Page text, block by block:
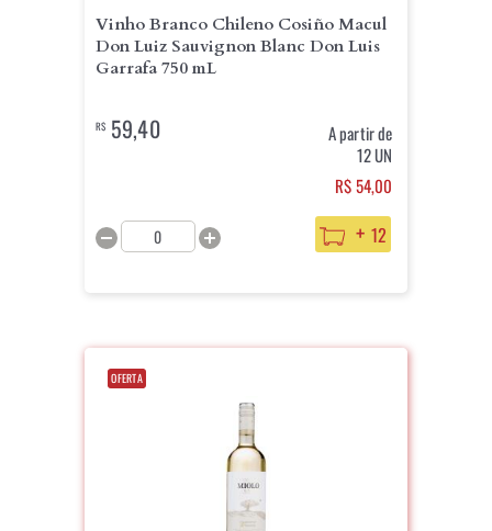
Vinho Branco Chileno Cosiño Macul
Don Luiz Sauvignon Blanc Don Luis
Garrafa 750 mL
R$59,40
A partir de
12 UN
R$ 54,00
+ 12
OFERTA